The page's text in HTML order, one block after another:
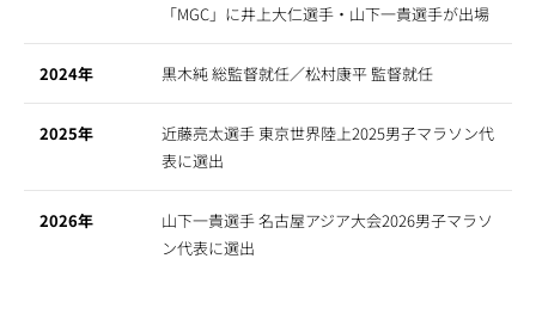
「MGC」に井上大仁選手・山下一貴選手が出場
2024年 黒木純 総監督就任／松村康平 監督就任
2025年
近藤亮太選手 東京世界陸上2025男子マラソン代
表に選出
2026年
山下一貴選手 名古屋アジア大会2026男子マラソ
ン代表に選出